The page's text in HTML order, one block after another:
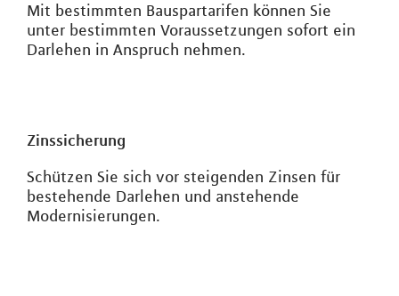
Mit bestimmten Bauspartarifen können Sie
unter bestimmten Voraussetzungen sofort ein
Darlehen in Anspruch nehmen.
Zinssicherung
Schützen Sie sich vor steigenden Zinsen für
bestehende Darlehen und anstehende
Modernisierungen.